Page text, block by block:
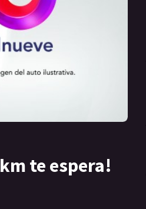
te espera!